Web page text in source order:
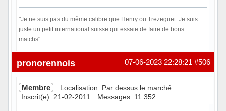
"Je ne suis pas du même calibre que Henry ou Trezeguet. Je suis
juste un petit international suisse qui essaie de faire de bons
matchs".
En ligne #506
07-06-2023 22:28:21
pronorennois
Membre
Localisation: Par dessus le marché
Inscrit(e): 21-02-2011
Messages: 11 352